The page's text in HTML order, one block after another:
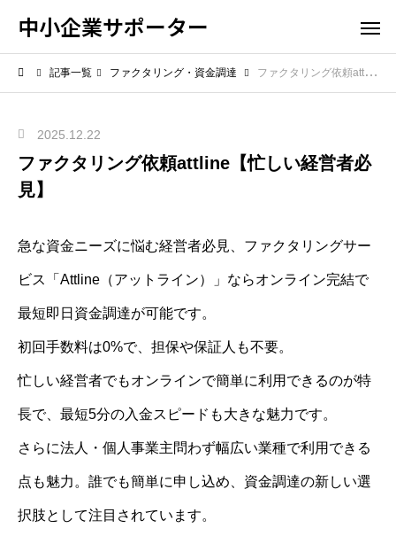
中小企業サポーター
記事一覧 ファクタリング・資金調達 ファクタリング依頼attline【忙しい経営者必見】
2025.12.22
ファクタリング依頼attline【忙しい経営者必
見】
急な資金ニーズに悩む経営者必見、ファクタリングサー
ビス「Attline（アットライン）」ならオンライン完結で
最短即日資金調達が可能です。
初回手数料は0%で、担保や保証人も不要。
忙しい経営者でもオンラインで簡単に利用できるのが特
長で、最短5分の入金スピードも大きな魅力です。
さらに法人・個人事業主問わず幅広い業種で利用できる
点も魅力。誰でも簡単に申し込め、資金調達の新しい選
択肢として注目されています。